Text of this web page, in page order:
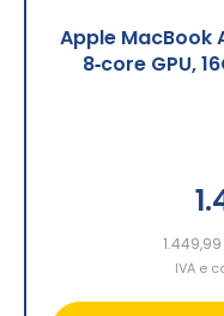
Apple MacBook
8‑core GPU,
IVA e